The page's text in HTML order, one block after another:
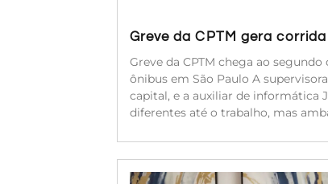
Greve da CPTM gera
Greve da CPTM chega ao
ônibus em São Paulo A
capital, e a auxiliar de informática
diferentes até o trabalho, mas